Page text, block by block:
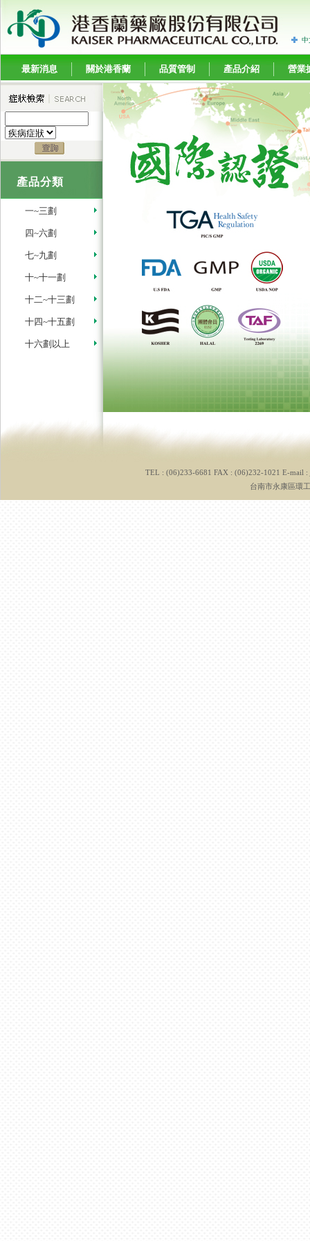
中
最新消息 關於港香蘭 品質管制 產品介紹 營業
產品分類
一~三劃
四~六劃
七~九劃
十~十一劃
十二~十三劃
十四~十五劃
十六劃以上
TEL : (06)233-6681 FAX : (06)232-1021 E-mail :
台南市永康區環